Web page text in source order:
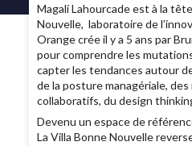
Magali Lahourcade est à la
Nouvelle, laboratoire de
Orange crée il y a 5 ans par
pour comprendre les
capter les tendances autour
de la posture managériale,
collaboratifs, du design
Devenu un espace de
La Villa Bonne Nouvelle